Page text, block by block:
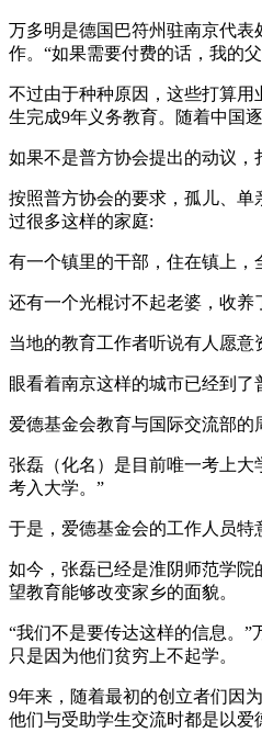
万多明是德国巴符州驻南京代
作。“如果需要付费的话，我的
不过由于种种原因，这些打算
生完成9年义务教育。随着中国
如果不是普方协会提出的动议，
按照普方协会的要求，孤儿、
过很多这样的家庭:
有一个镇里的干部，住在镇上，
还有一个光棍讨不起老婆，收养
当地的教育工作者听说有人愿意
眼看着南京这样的城市已经到
爱德基金会教育与国际交流部的
张磊（化名）是目前唯一考上
考入大学。”
于是，爱德基金会的工作人员
如今，张磊已经是淮阴师范学
望教育能够改变家乡的面貌。
“我们不是要传达这样的信息。
只是因为他们贫穷上不起学。
9年来，随着最初的创立者们因
他们与受助学生交流时都是以爱